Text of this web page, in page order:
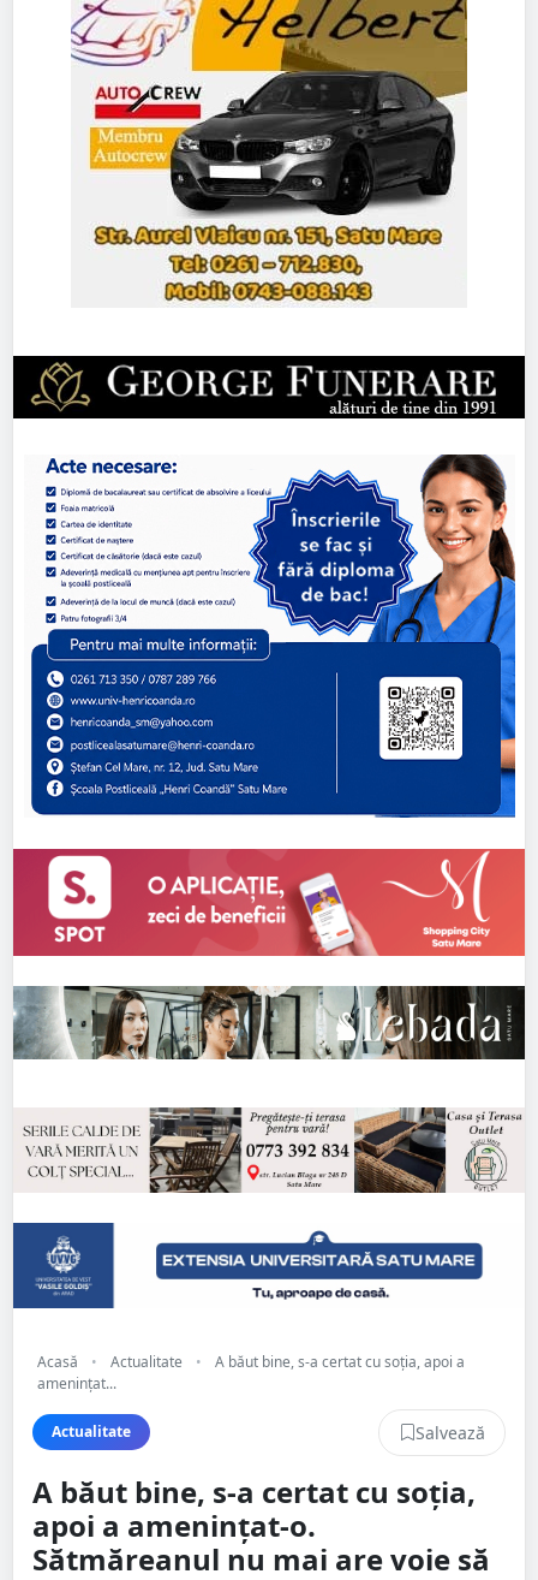
Acasă • Actualitate •
A băut bine, s-a certat cu soția, apoi a
amenințat...
Actualitate Salvează
A băut bine, s-a certat cu soția,
apoi a amenințat-o.
Sătmăreanul nu mai are voie să